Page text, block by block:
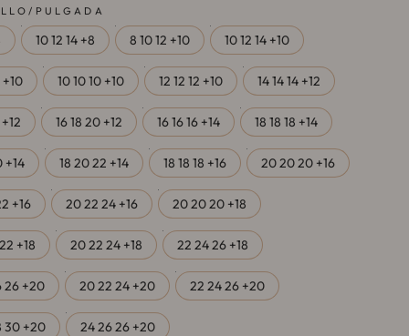
PULGADA
10 12 14 +8 8 10 12 +10 10 12 14 +10
+10 10 10 10 +10 12 12 12 +10 14 14 14 +12
16 18 20 +12 16 16 16 +14 18 18 18 +14
+14 18 20 22 +14 18 18 18 +16 20 20 20 +16
+16 20 22 24 +16 20 20 20 +18
+18 20 22 24 +18 22 24 26 +18
26 +20 20 22 24 +20 22 24 26 +20
30 +20 24 26 26 +20